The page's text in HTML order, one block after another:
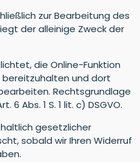
zur Bearbeitung des
der alleinige Zweck der
die Online-Funktion
bereitzuhalten und dort
Rechtsgrundlage
Abs. 1 S. 1 lit. c) DSGVO.
gesetzlicher
sobald wir Ihren Widerruf